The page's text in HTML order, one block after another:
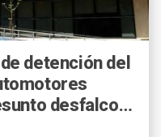
detención del
desfalco